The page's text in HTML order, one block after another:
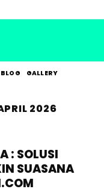
BLOG GALLERY
2026
: SOLUSI
SUASANA